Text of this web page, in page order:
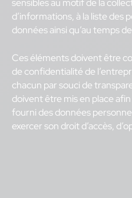
d’informations, à la liste des
données ainsi qu’au temps
Ces éléments doivent être
de confidentialité de
chacun par souci de
doivent être mis en place
fourni des données
exercer son droit d’accès,